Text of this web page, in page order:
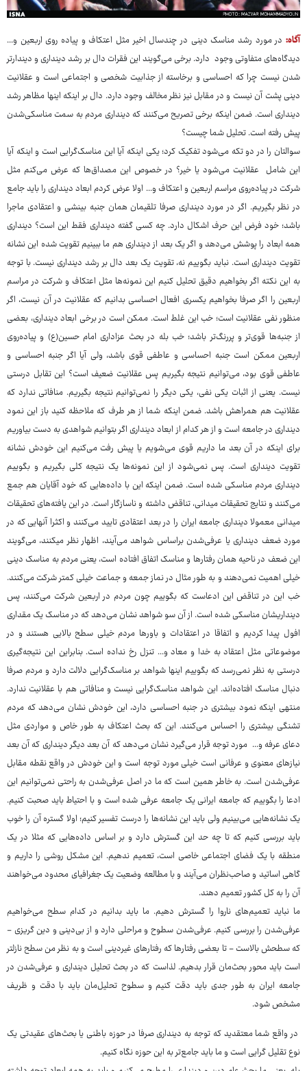
آگاه: در مورد رشد مناسک دینی در چندسال اخیر مثل اعتکاف و پیاده روی اربعین و...
دیدگاه‌های متفاوتی وجود دارد. برخی می‌گویند این فقرات دال بر رشد دینداری و دیندارتر
شدن نیست چرا که احساسی و برخاسته از جذابیت شخصی و اجتماعی است و عقلانیت
دینی پشت آن نیست و در مقابل نیز نظر مخالف وجود دارد. دال بر اینکه اینها مظاهر رشد
دینداری است. ضمن اینکه برخی تصریح می‌کنند که دینداری مردم به سمت مناسکی‌شدن
پیش رفته است. تحلیل شما چیست؟
سوالتان را در دو تکه می‌شود تفکیک کرد؛ یکی اینکه آیا این مناسک‌گرایی است و اینکه آیا
این شامل عقلانیت می‌شود یا خیر؟ در خصوص این مصداق‌ها که عرض می‌کنم مثل
شرکت در پیاده‌روی مراسم اربعین و اعتکاف و... اولا عرض کردم ابعاد دینداری را باید جامع
در نظر بگیریم. اگر در مورد دینداری صرفا تلقی‎مان همان جنبه بینشی و اعتقادی ماجرا
باشد؛ خود فرض این حرف اشکال دارد. چه کسی گفته دینداری فقط این است؟ دینداری
همه ابعاد را پوشش می‌دهد و اگر یک بعد از دینداری هم ما ببینیم تقویت شده این نشانه
تقویت دینداری است. نباید بگوییم نه، تقویت یک بعد دال بر رشد دینداری نیست. با توجه
به این نکته اگر بخواهیم دقیق تحلیل کنیم این نمونه‌ها مثل اعتکاف و شرکت در مراسم
اربعین را اگر صرفا بخواهیم یکسری افعال احساسی بدانیم که عقلانیت در آن نیست، اگر
منظور نفی عقلانیت است؛ خب این غلط است. ممکن است در برخی ابعاد دینداری، بعضی
از جنبه‌ها قوی‌تر و پررنگ‌تر باشد؛ خب بله در بحث عزاداری امام حسین‌(ع) و پیاده‌روی
اربعین ممکن است جنبه احساسی و عاطفی قوی باشد، ولی آیا اگر جنبه احساسی و
عاطفی قوی بود، می‌توانیم نتیجه بگیریم پس عقلانیت ضعیف است؟ این تقابل درستی
نیست. یعنی از اثبات یکی نفی، یکی دیگر را نمی‌توانیم نتیجه بگیریم. منافاتی ندارد که
عقلانیت هم همراهش باشد. ضمن اینکه شما از هر طرف که ملاحظه کنید باز این نمود
دینداری در جامعه است و از هر کدام از ابعاد دینداری اگر بتوانیم شواهدی به دست بیاوریم
برای اینکه در آن بعد ما داریم قوی می‌شویم یا پیش رفت می‌کنیم این خودش نشانه
تقویت دینداری است. پس نمی‌شود از این نمونه‌ها یک نتیجه کلی بگیریم و بگوییم
دینداری مردم مناسکی شده است. ضمن اینکه این با داده‌هایی که خود آقایان هم جمع
می‌کنند و نتایج تحقیقات میدانی، تناقض داشته و ناسازگار است. در این یافته‌های تحقیقات
میدانی معمولا دینداری جامعه ایران را در بعد اعتقادی تایید می‌کنند و اکثرا آنهایی که در
مورد ضعف دینداری یا عرفی‌شدن براساس شواهد می‌آیند، اظهار نظر می‎کنند، می‌گویند
این ضعف در ناحیه همان رفتارها و مناسک اتفاق افتاده است، یعنی مردم به مناسک دینی
خیلی اهمیت نمی‌دهند و به طور مثال در نماز جمعه و جماعت خیلی کمتر شرکت می‌کنند.
خب این در تناقض این ادعاست که بگوییم چون مردم در اربعین شرکت می‌کنند، پس
دینداریشان مناسکی شده است. از آن سو شواهد نشان می‌دهد که در مناسک یک مقداری
افول پیدا کردیم و اتفاقا در اعتقادات و باورها مردم خیلی سطح بالایی هستند و در
موضوعاتی مثل اعتقاد به خدا و معاد و... تنزل رخ نداده است. بنابراین این نتیجه‌گیری
درستی به نظر نمی‌رسد که بگوییم اینها شواهد بر مناسک‌گرایی دلالت دارد و مردم صرفا
دنبال مناسک افتاده‌اند. این شواهد مناسک‌گرایی نیست و منافاتی هم با عقلانیت ندارد.
منتهی اینکه نمود بیشتری در جنبه احساسی دارد، این خودش نشان می‌دهد که مردم
تشنگی بیشتری را احساس می‌کنند. این که بحث اعتکاف به طور خاص و مواردی مثل
دعای عرفه و... مورد توجه قرار می‌گیرد نشان می‌دهد که آن بعد دیگر دینداری که آن بعد
نیازهای معنوی و عرفانی است خیلی مورد توجه است و این خودش در واقع نقطه مقابل
عرفی‌شدن است. به خاطر همین است که ما در اصل عرفی‌شدن به راحتی نمی‌توانیم این
ادعا را بگوییم که جامعه ایرانی یک جامعه عرفی شده است و با احتیاط باید صحبت کنیم.
یک نشانه‌هایی می‌بینیم ولی باید این نشانه‌ها را درست تفسیر کنیم؛ اولا گستره آن را خوب
باید بررسی کنیم که تا چه حد این گسترش دارد و بر اساس داده‌هایی که مثلا در یک
منطقه با یک فضای اجتماعی خاصی است، تعمیم ندهیم. این مشکل روشی را داریم و
گاهی اساتید و صاحب‌نظران می‌آیند و با مطالعه وضعیت یک جغرافیای محدود می‌خواهند
آن را به کل کشور تعمیم دهند.
ما نباید تعمیم‌های ناروا را گسترش دهیم. ما باید بدانیم در کدام سطح می‌خواهیم
عرفی‌شدن را بررسی کنیم. عرفی‌شدن سطوح و مراحلی دارد و از بی‌دینی و دین گریزی -
که سطحش بالاست - تا بعضی رفتارها که رفتارهای غیردینی است و به نظر من سطح نازلتر
است باید محور بحث‌مان قرار بدهیم. لذاست که در بحث تحلیل دینداری و عرفی‌شدن در
جامعه ایران به طور جدی باید دقت کنیم و سطوح تحلیل‌مان باید با دقت و ظریف
مشخص شود.
در واقع شما معتقدید که توجه به دینداری صرفا در حوزه باطنی یا بحث‌های عقیدتی یک
نوع تقلیل گرایی است و ما باید جامع‌تر به این حوزه نگاه کنیم.